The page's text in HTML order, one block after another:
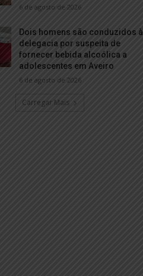
6 de agosto de 2026
Dois homens são conduzidos à
delegacia por suspeita de
fornecer bebida alcoólica a
adolescentes em Aveiro
6 de agosto de 2026
Carregar Mais